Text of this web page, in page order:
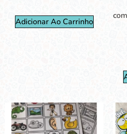
Adicionar Ao Carrinho